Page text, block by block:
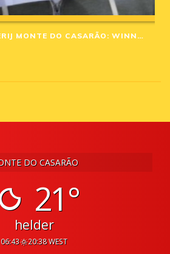
NIEUWJAARSLOTERIJ MONTE DO CASARÃO: WINNAARS VAN 2020
DO CASARÃO
21°
helder
06:43 20:38 WEST